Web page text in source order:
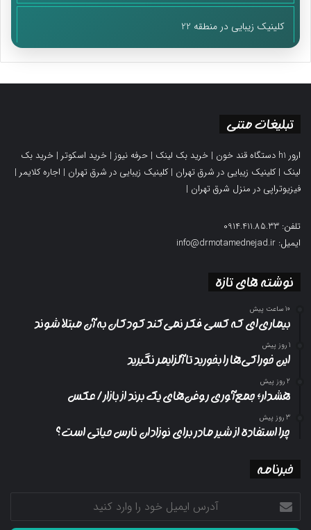
کلینیک زیبایی در منطقه 22
تبلیغات متنی
ارور h1 دستگاه قند خون | خرید بک لینک | حرفه نیوز| خرید اسکوتر | خرید بک
لینک |کلینیک زیبایی در شرق تهران |کلینیک زیبایی در شرق تهران | اجاره کلایمر |
فیزیوتراپی در منزل شرق تهران |
تلفن: 0914.411.85.33
ایمیل: info@drmotamednejad.ir
نوشته های تازه
10 ساعت پیش
بیماری‌ای که کسی فکر نمی‌کند کودکان به آن مبتلا شوند
1 روز پیش
این خوراکی‌ها را بخورید تا آلزایمر نگیرید
2 روز پیش
هشدار؛ جمع‌آوری روغن‌های یک برند از بازار/ عکس
3 روز پیش
چرا استفاده از شیر مادر برای نوزادان نارس حیاتی است؟
خبرنامه
آدرس
ایمیل